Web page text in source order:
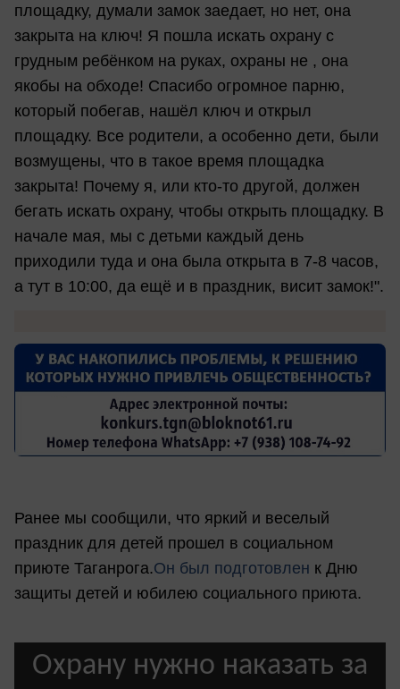
площадку, думали замок заедает, но нет, она
закрыта на ключ! Я пошла искать охрану с
грудным ребёнком на руках, охраны не , она
якобы на обходе! Спасибо огромное парню,
который побегав, нашёл ключ и открыл
площадку. Все родители, а особенно дети, были
возмущены, что в такое время площадка
закрыта! Почему я, или кто-то другой, должен
бегать искать охрану, чтобы открыть площадку. В
начале мая, мы с детьми каждый день
приходили туда и она была открыта в 7-8 часов,
а тут в 10:00, да ещё и в праздник, висит замок!".
Ранее мы сообщили, что яркий и веселый
праздник для детей прошел в социальном
приюте Таганрога.Он был подготовлен к Дню
защиты детей и юбилею социального приюта.